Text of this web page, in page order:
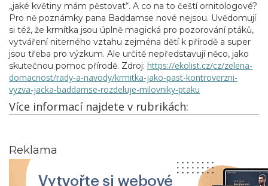
„jaké květiny mám pěstovat“. A co na to čeští ornitologové?
Pro ně poznámky pana Baddamse nové nejsou. Uvědomují
si též, že krmítka jsou úplně magická pro pozorování ptáků,
vytváření niterného vztahu zejména dětí k přírodě a super
jsou třeba pro výzkum. Ale určitě nepředstavují něco, jako
skutečnou pomoc přírodě. Zdroj: https://ekolist.cz/cz/zelena-
domacnost/rady-a-navody/krmitka-jako-past-kontroverzni-
vyzva-jacka-baddamse-rozdeluje-milovniky-ptaku
Více informací najdete v rubrikách:
Reklama